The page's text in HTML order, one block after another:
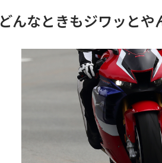
どんなときもジワッと